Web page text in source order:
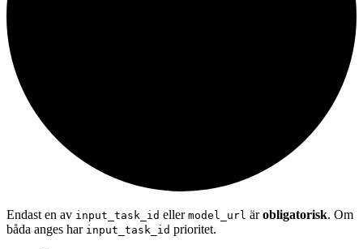
Endast en av input_task_id eller model_url ärobligatorisk. Om
båda anges har input_task_id prioritet.